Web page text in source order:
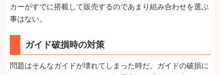
カーがすでに搭載して販売するのであまり組み合わせを選ぶ
事はない。
ガイド破損時の対策
問題はそんなガイドが壊れてしまった時だ。ガイドの破損に